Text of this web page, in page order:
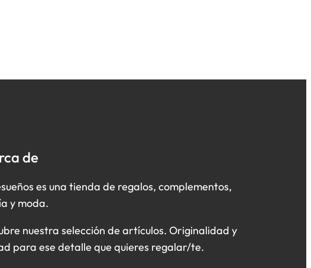
de
es una tienda de regalos, complementos,
y moda.
nuestra selección de artículos. Originalidad y
para ese detalle que quieres regalar/te.